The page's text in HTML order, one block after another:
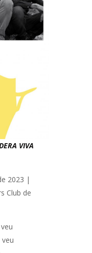
VIVA
2023 |
Club de
veu